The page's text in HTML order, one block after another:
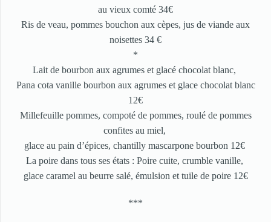
au vieux comté 34€
Ris de veau, pommes bouchon aux cèpes, jus de viande aux
noisettes 34 €
*
Lait de bourbon aux agrumes et glacé chocolat blanc,
Pana cota vanille bourbon aux agrumes et glace chocolat blanc
12€
Millefeuille pommes, compoté de pommes, roulé de pommes
confites au miel,
glace au pain d’épices, chantilly mascarpone bourbon 12€
La poire dans tous ses états : Poire cuite, crumble vanille,
glace caramel au beurre salé, émulsion et tuile de poire 12€
***